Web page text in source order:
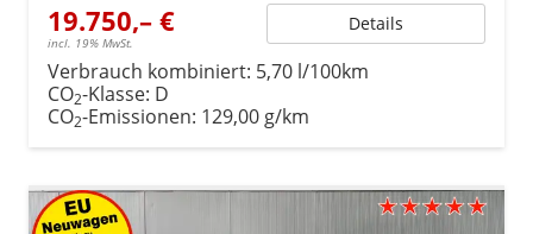
19.750,– €
incl. 19% MwSt.
Details
Verbrauch kombiniert: 5,70 l/100km
CO2-Klasse: D
CO2-Emissionen: 129,00 g/km